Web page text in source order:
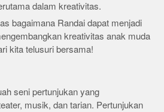
dalam kreativitas.
bagaimana Randai dapat menjadi
kreativitas anak muda
kita telusuri bersama!
seni pertunjukan yang
musik, dan tarian. Pertunjukan